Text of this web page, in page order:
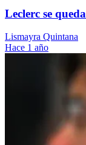
Leclerc se
Lismayra Quintana
Hace 1 año